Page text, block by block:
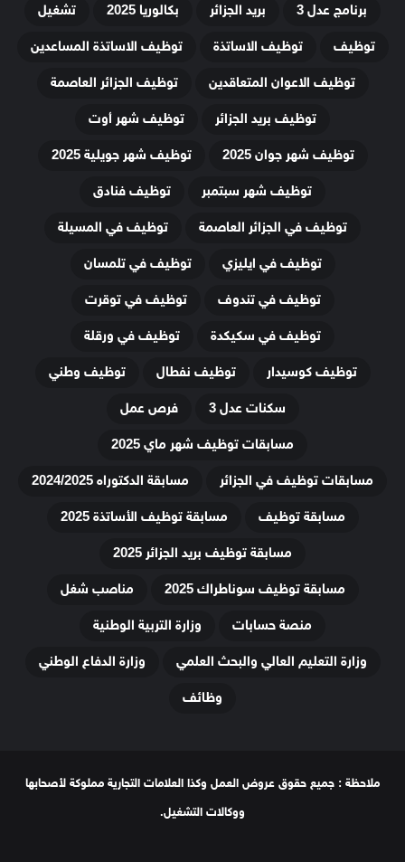
برنامج عدل 3
بريد الجزائر بكالوريا 2025
تشغيل
توظيف
توظيف الاساتذة
توظيف الاساتذة المساعدين
توظيف الاعوان المتعاقدين
توظيف الجزائر العاصمة
توظيف بريد الجزائر
توظيف شهر أوت
توظيف شهر جوان 2025
توظيف شهر جويلية 2025
توظيف شهر سبتمبر
توظيف فنادق
توظيف في الجزائر العاصمة
توظيف في المسيلة
توظيف في ايليزي
توظيف في تلمسان
توظيف في تندوف
توظيف في توقرت
توظيف في سكيكدة
توظيف في ورقلة
توظيف كوسيدار
توظيف نفطال
توظيف وطني
سكنات عدل 3
فرص عمل
مسابقات توظيف شهر ماي 2025
مسابقات توظيف في الجزائر
مسابقة الدكتوراه 2024/2025
مسابقة توظيف
مسابقة توظيف الأساتذة 2025
مسابقة توظيف بريد الجزائر 2025
مسابقة توظيف سوناطراك 2025
مناصب شغل
منصة حسابات
وزارة التربية الوطنية
وزارة التعليم العالي والبحث العلمي
وزارة الدفاع الوطني
وظائف
ملاحظة : جميع حقوق عروض العمل وكذا العلامات التجارية مملوكة لأصحابها
ووكالات التشغيل.